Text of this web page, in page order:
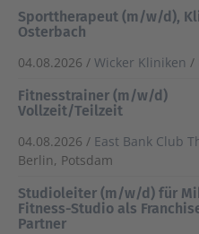
Sporttherapeut (m/w/d),
Osterbach
04.08.2026 / Wicker Kliniken /
Fitnesstrainer (m/w/d)
Vollzeit/Teilzeit
04.08.2026 / East Bank Club
Berlin, Potsdam
Studioleiter (m/w/d) für
Fitness-Studio als
Partner